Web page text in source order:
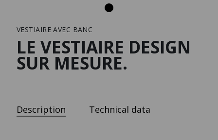
Presse
VESTIAIRE AVEC BANC
LE VESTIAIRE DESIGN
SUR MESURE.
Description Technical data